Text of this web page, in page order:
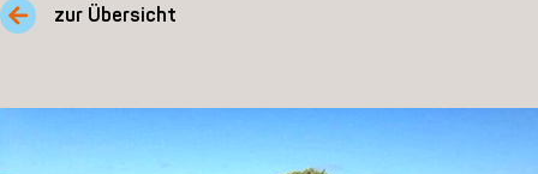
zur Übersicht